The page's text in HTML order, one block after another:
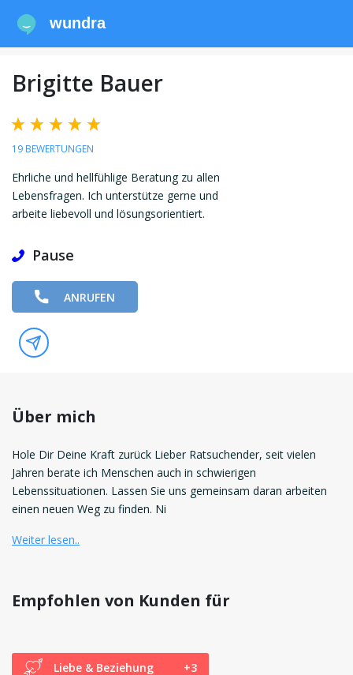
wundra
Brigitte Bauer
19 BEWERTUNGEN
Ehrliche und hellfühlige Beratung zu allen
Lebensfragen. Ich unterstütze gerne und
arbeite liebevoll und lösungsorientiert.
Pause
ANRUFEN
Über mich
Hole Dir Deine Kraft zurück Lieber Ratsuchender, seit vielen
Jahren berate ich Menschen auch in schwierigen
Lebenssituationen. Lassen Sie uns gemeinsam daran arbeiten
einen neuen Weg zu finden. Ni
Weiter lesen..
Empfohlen von Kunden für
Liebe & Beziehung +3